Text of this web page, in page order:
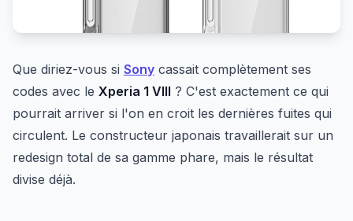
Que diriez-vous si Sony cassait complètement ses
codes avec le Xperia 1 VIII ? C'est exactement ce qui
pourrait arriver si l'on en croit les dernières fuites qui
circulent. Le constructeur japonais travaillerait sur un
redesign total de sa gamme phare, mais le résultat
divise déjà.